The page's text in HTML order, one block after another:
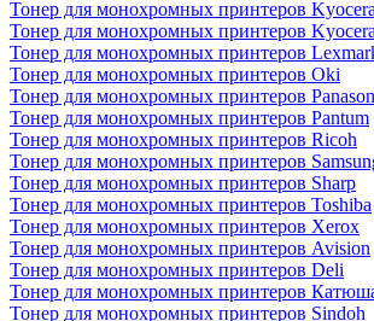
Тонер для монохромных принтеров Kyocera
Тонер для монохромных принтеров
Тонер для монохромных принтеров
Тонер для монохромных принтеров Oki
Тонер для монохромных принтеров
Тонер для монохромных принтеров Pantum
Тонер для монохромных принтеров Ricoh
Тонер для монохромных принтеров
Тонер для монохромных принтеров Sharp
Тонер для монохромных принтеров Toshiba
Тонер для монохромных принтеров Xerox
Тонер для монохромных принтеров Avision
Тонер для монохромных принтеров Deli
Тонер для монохромных принтеров
Тонер для монохромных принтеров Sindoh